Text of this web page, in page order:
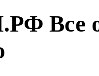
Все